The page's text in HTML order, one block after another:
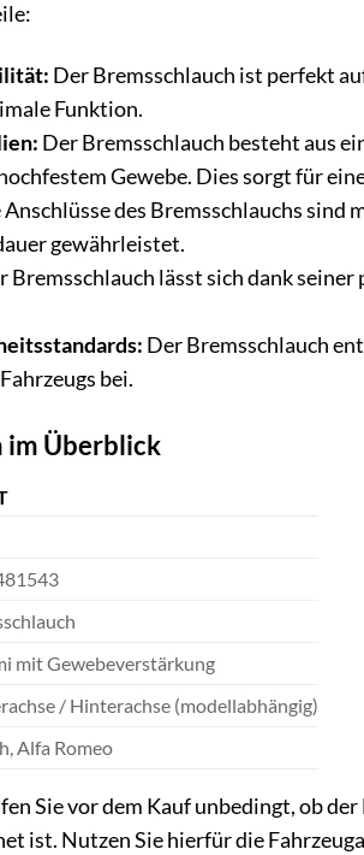
Der Bremsschlauch ist perfekt
Funktion.
Der Bremsschlauch besteht aus
Gewebe. Dies sorgt für
Anschlüsse des Bremsschlauchs sind
gewährleistet.
Bremsschlauch lässt sich dank
Der Bremsschlauch
bei.
im Überblick
mit Gewebeverstärkung
/ Hinterachse (modellabhängig)
Alfa Romeo
Sie vor dem Kauf unbedingt, ob
ist. Nutzen Sie hierfür die